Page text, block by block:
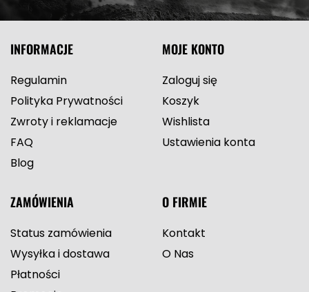
INFORMACJE
Regulamin
Polityka Prywatności
Zwroty i reklamacje
FAQ
Blog
MOJE KONTO
Zaloguj się
Koszyk
Wishlista
Ustawienia konta
ZAMÓWIENIA
Status zamówienia
Wysyłka i dostawa
Płatności
O FIRMIE
Kontakt
O Nas